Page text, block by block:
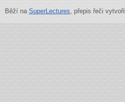
Běží na SuperLectures, přepis řeči vytvořil